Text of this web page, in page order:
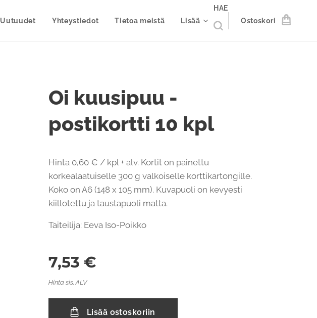
Uutuudet Yhteystiedot Tietoa meistä Lisää
HAE
Ostoskori
Oi kuusipuu -
postikortti 10 kpl
Hinta 0,60 € / kpl + alv. Kortit on painettu
korkealaatuiselle 300 g valkoiselle korttikartongille.
Koko on A6 (148 x 105 mm). Kuvapuoli on kevyesti
kiillotettu ja taustapuoli matta.
Taiteilija: Eeva Iso-Poikko
7,53 €
Hinta sis. ALV
Lisää ostoskoriin